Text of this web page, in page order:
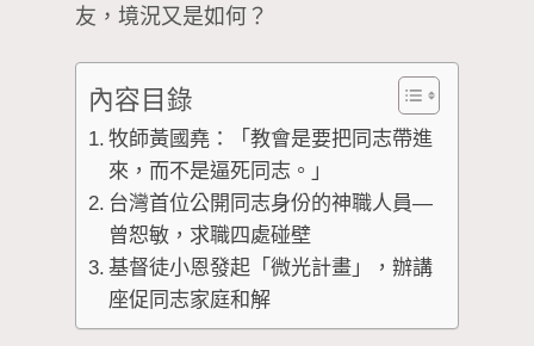
友，境況又是如何？
內容目錄
牧師黃國堯：「教會是要把同志帶進
來，而不是逼死同志。」
台灣首位公開同志身份的神職人員—
曾恕敏，求職四處碰壁
基督徒小恩發起「微光計畫」，辦講
座促同志家庭和解